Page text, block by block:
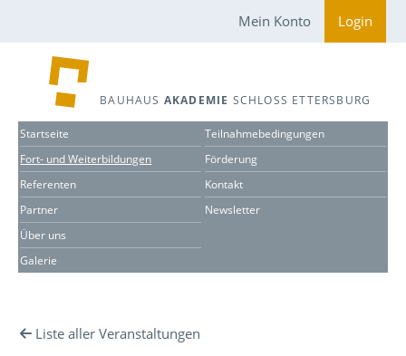
Mein Konto Login
BAUHAUS AKADEMIE SCHLOSS ETTERSBURG
Startseite
Fort- und Weiterbildungen
Referenten
Partner
Über uns
Galerie
Teilnahmebedingungen
Förderung
Kontakt
Newsletter
Liste aller Veranstaltungen